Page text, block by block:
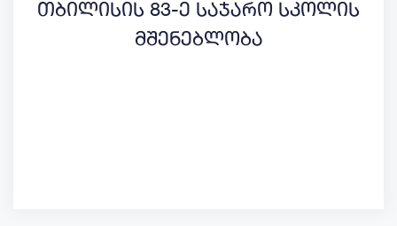
თბილისის 83-ე საჯარო სკოლის
მშენებლობა